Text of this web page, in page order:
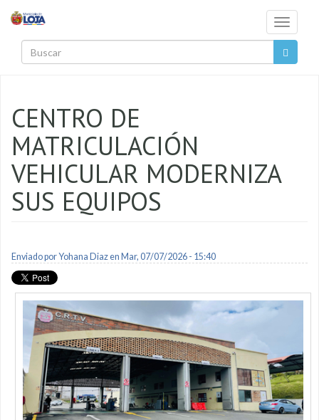
Toggle
CENTRO DE
MATRICULACIÓN
VEHICULAR MODERNIZA
SUS EQUIPOS
Enviado porYohana Diazen Mar, 07/07/2026 - 15:40